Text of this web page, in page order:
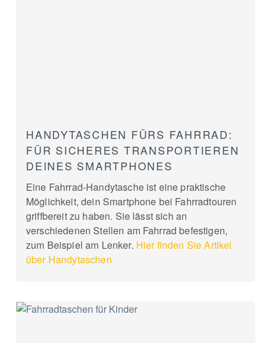
HANDYTASCHEN FÜRS FAHRRAD:
FÜR SICHERES TRANSPORTIEREN
DEINES SMARTPHONES
Eine Fahrrad-Handytasche ist eine praktische
Möglichkeit, dein Smartphone bei Fahrradtouren
griffbereit zu haben. Sie lässt sich an
verschiedenen Stellen am Fahrrad befestigen,
zum Beispiel am Lenker. Hier finden Sie Artikel
über Handytaschen